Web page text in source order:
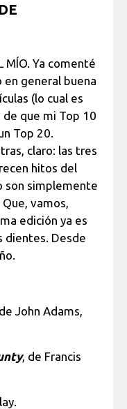
MÍO. Ya comenté
general buena
(lo cual es
que mi Top 10
Top 20.
claro: las tres
hitos del
son simplemente
vamos,
edición ya es
dientes. Desde
John Adams,
, de Francis